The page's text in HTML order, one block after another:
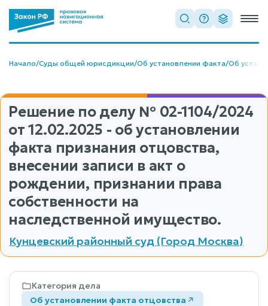
Начало/Суды общей юрисдикции/Об установлении факта/Об
Решение по делу № 02-1104/2024
от 12.02.2025 - об установлении
факта признания отцовства,
внесении записи в акт о
рождении, признании права
собственности на
наследственной имущество.
Кунцевский районный суд (Город Москва)
Категория дела
Об установлении факта отцовства